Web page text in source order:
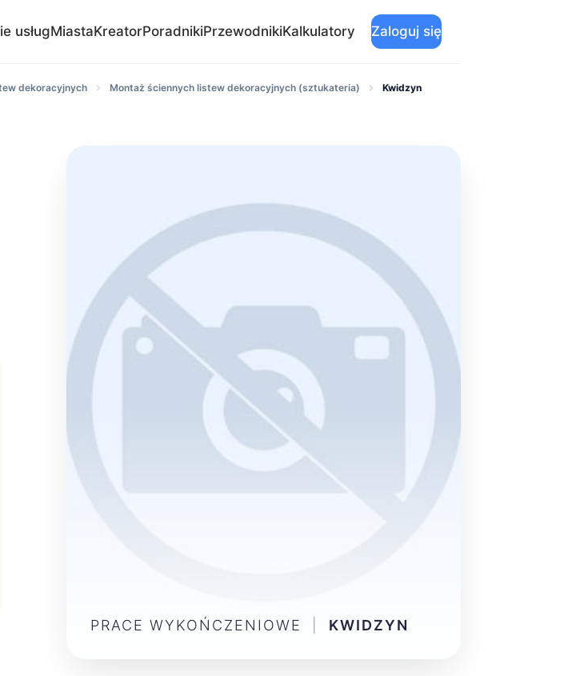
usługMiastaKreatorPoradnikiPrzewodnikiKalkulatory Zaloguj się
dekoracyjnych Montaż ściennych listew dekoracyjnych (sztukateria) Kwidzyn
PRACE WYKOŃCZENIOWE KWIDZYN